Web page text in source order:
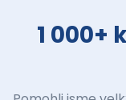
1 000+